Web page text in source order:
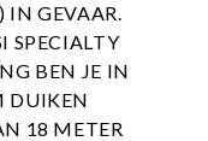
IN GEVAAR.
SPECIALTY
BEN JE IN
DUIKEN
18 METER